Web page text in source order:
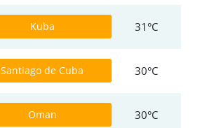
Kuba 31°C
Santiago de Cuba 30°C
Oman 30°C